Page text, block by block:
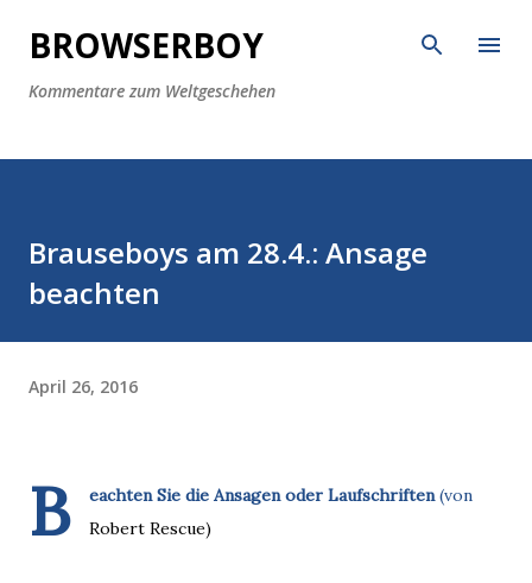
Direkt zum Hauptbereich
BROWSERBOY
Kommentare zum Weltgeschehen
Brauseboys am 28.4.: Ansage
beachten
April 26, 2016
B eachten Sie die Ansagen oder Laufschriften(von
Robert Rescue)